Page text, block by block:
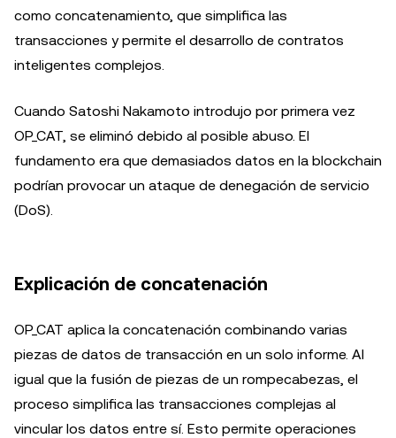
como concatenamiento, que simplifica las
transacciones y permite el desarrollo de contratos
inteligentes complejos.
Cuando Satoshi Nakamoto introdujo por primera vez
OP_CAT, se eliminó debido al posible abuso. El
fundamento era que demasiados datos en la blockchain
podrían provocar un ataque de denegación de servicio
(DoS).
Explicación de concatenación
OP_CAT aplica la concatenación combinando varias
piezas de datos de transacción en un solo informe. Al
igual que la fusión de piezas de un rompecabezas, el
proceso simplifica las transacciones complejas al
vincular los datos entre sí. Esto permite operaciones